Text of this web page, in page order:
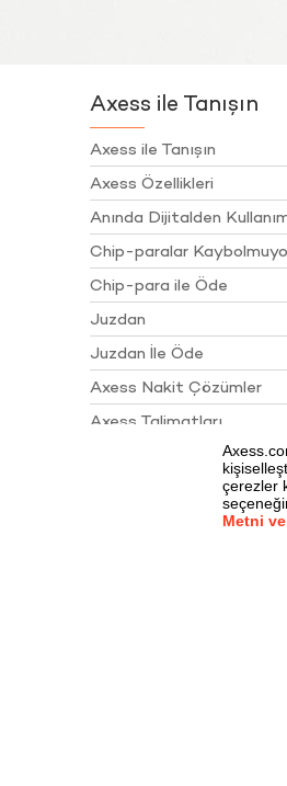
Axess ile Tanışın
Axess ile Tanışın
Axess Özellikleri
Anında Dijitalden
Chip-paralar
Chip-para ile Öde
Juzdan
Juzdan İle Öde
Axess Nakit Çözümler
Axess Talimatları
Akbank Juzdan 4. Yıl
Kampanyası Çekiliş